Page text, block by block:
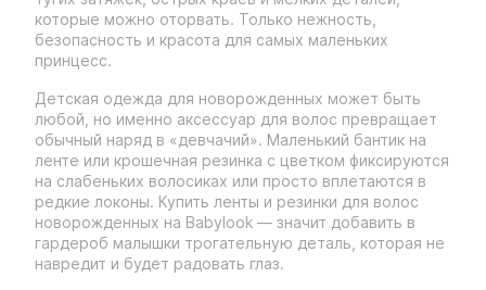
которые можно оторвать. Только нежность,
безопасность и красота для самых маленьких
принцесс.
Детская одежда для новорожденных может быть
любой, но именно аксессуар для волос превращает
обычный наряд в «девчачий». Маленький бантик на
ленте или крошечная резинка с цветком фиксируются
на слабеньких волосиках или просто вплетаются в
редкие локоны. Купить ленты и резинки для волос
новорожденных на Babylook — значит добавить в
гардероб малышки трогательную деталь, которая не
навредит и будет радовать глаз.